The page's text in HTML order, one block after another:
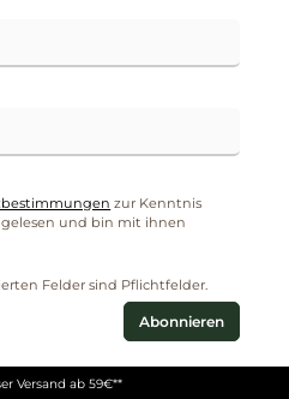
zur Kenntnis
gelesen und bin mit ihnen
Felder sind Pflichtfelder.
Abonnieren
Versand ab 59€**